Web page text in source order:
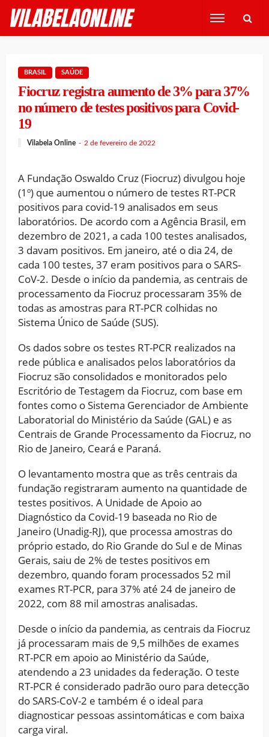
BRASIL SAÚDE
Fiocruz registra aumento de 3% para 37%
no número de testes positivos para Covid-
19
Vilabela Online 2 de fevereiro de 2022
A Fundação Oswaldo Cruz (Fiocruz) divulgou hoje
(1º) que aumentou o número de testes RT-PCR
positivos para covid-19 analisados em seus
laboratórios. De acordo com a Agência Brasil, em
dezembro de 2021, a cada 100 testes analisados,
3 davam positivos. Em janeiro, até o dia 24, de
cada 100 testes, 37 eram positivos para o SARS-
CoV-2. Desde o início da pandemia, as centrais de
processamento da Fiocruz processaram 35% de
todas as amostras para RT-PCR colhidas no
Sistema Único de Saúde (SUS).
Os dados sobre os testes RT-PCR realizados na
rede pública e analisados pelos laboratórios da
Fiocruz são consolidados e monitorados pelo
Escritório de Testagem da Fiocruz, com base em
fontes como o Sistema Gerenciador de Ambiente
Laboratorial do Ministério da Saúde (GAL) e as
Centrais de Grande Processamento da Fiocruz, no
Rio de Janeiro, Ceará e Paraná.
O levantamento mostra que as três centrais da
fundação registraram aumento na quantidade de
testes positivos. A Unidade de Apoio ao
Diagnóstico da Covid-19 baseada no Rio de
Janeiro (Unadig-RJ), que processa amostras do
próprio estado, do Rio Grande do Sul e de Minas
Gerais, saiu de 2% de testes positivos em
dezembro, quando foram processados 52 mil
exames RT-PCR, para 37% até 24 de janeiro de
2022, com 88 mil amostras analisadas.
Desde o início da pandemia, as centrais da Fiocruz
já processaram mais de 9,5 milhões de exames
RT-PCR em apoio ao Ministério da Saúde,
atendendo a 23 unidades da federação. O teste
RT-PCR é considerado padrão ouro para detecção
do SARS-CoV-2 e também é o ideal para
diagnosticar pessoas assintomáticas e com baixa
carga viral.